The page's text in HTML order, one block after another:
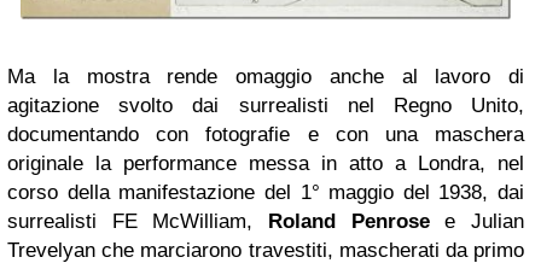
Ma la mostra rende omaggio anche al lavoro di
agitazione svolto dai surrealisti nel Regno Unito,
documentando con fotografie e con una maschera
originale la performance messa in atto a Londra, nel
corso della manifestazione del 1° maggio del 1938, dai
surrealisti FE McWilliam, Roland Penrosee Julian
Trevelyan che marciarono travestiti, mascherati da primo